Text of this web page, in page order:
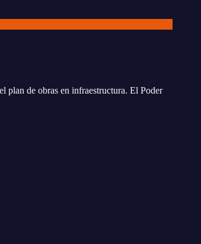
plan de obras en infraestructura. El Poder